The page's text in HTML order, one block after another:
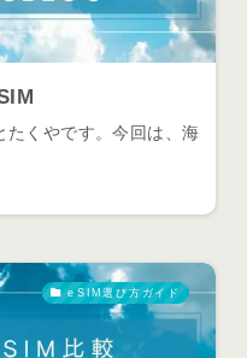
たくやです。今回は、海
eSIM選び方ガイド